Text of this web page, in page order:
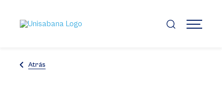
contenido
principal
MENÚ
Atrás